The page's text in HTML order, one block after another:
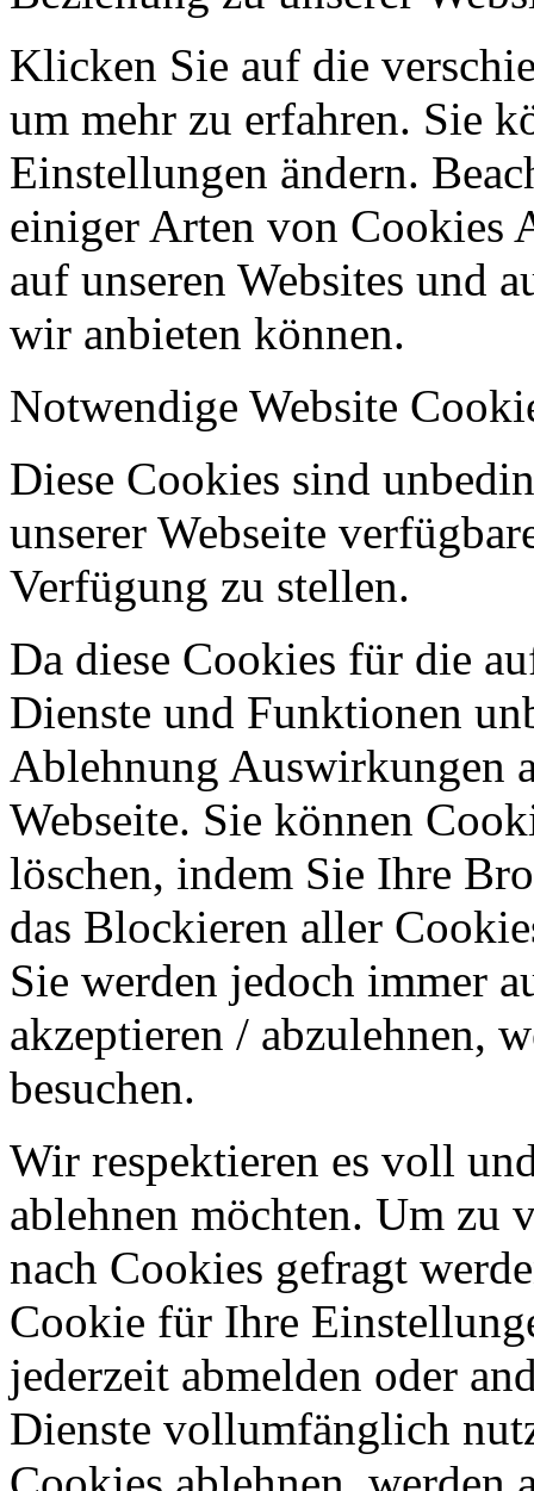
Klicken Sie auf die
um mehr zu erfahren. Sie
Einstellungen ändern.
einiger Arten von Cookies
auf unseren Websites und
wir anbieten können.
Notwendige Website
Diese Cookies sind
unserer Webseite
Verfügung zu stellen.
Da diese Cookies für die
Dienste und Funktionen
Ablehnung Auswirkungen
Webseite. Sie können
löschen, indem Sie Ihre
das Blockieren aller
Sie werden jedoch immer
akzeptieren / abzulehnen,
besuchen.
Wir respektieren es voll
ablehnen möchten. Um zu
nach Cookies gefragt
Cookie für Ihre
jederzeit abmelden oder
Dienste vollumfänglich